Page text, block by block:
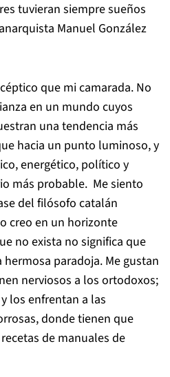
tuvieran siempre sueños
Manuel González
que mi camarada. No
en un mundo cuyos
una tendencia más
hacia un punto luminoso, y
energético, político y
más probable. Me siento
del filósofo catalán
creo en un horizonte
no exista no significa que
hermosa paradoja. Me gustan
nerviosos a los ortodoxos;
los enfrentan a las
donde tienen que
de manuales de